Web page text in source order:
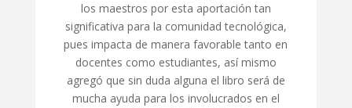
los maestros por esta aportación tan
significativa para la comunidad tecnológica,
pues impacta de manera favorable tanto en
docentes como estudiantes, así mismo
agregó que sin duda alguna el libro será de
mucha ayuda para los involucrados en el